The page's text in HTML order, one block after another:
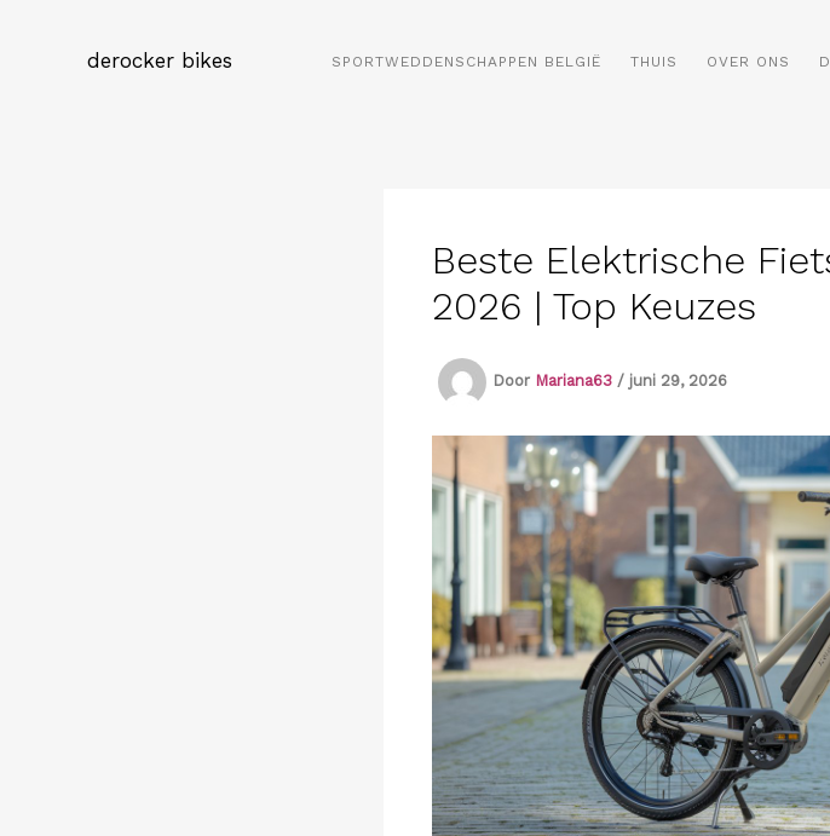
derocker bikes SPORTWEDDENSCHAPPEN BELGIË THUIS OVER ONS
Beste Elektrische
2026 | Top Keuzes
Door Mariana63 / juni 29, 2026